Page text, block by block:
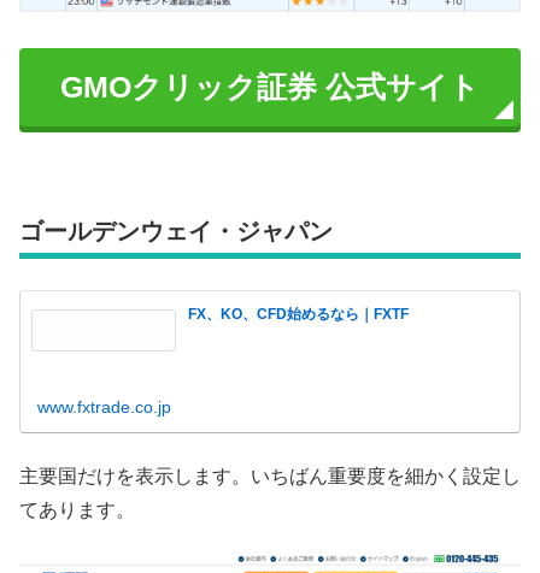
GMOクリック証券 公式サイト
ゴールデンウェイ・ジャパン
FX、KO、CFD始めるなら｜FXTF
www.fxtrade.co.jp
主要国だけを表示します。いちばん重要度を細かく設定し
てあります。